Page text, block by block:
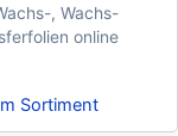
, Wachs-
online
Sortiment